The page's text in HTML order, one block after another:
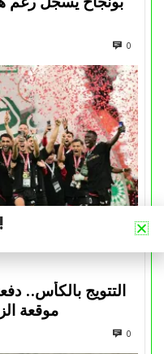
0
التتويج بالكأس..
موقعة
0
اشترك في نشرتنا الإخبارية !